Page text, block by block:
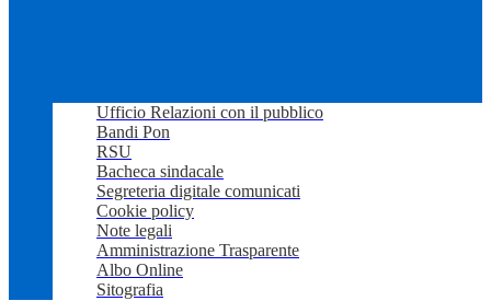
Ufficio Relazioni con il pubblico
Bandi Pon
RSU
Bacheca sindacale
Segreteria digitale comunicati
Cookie policy
Note legali
Amministrazione Trasparente
Albo Online
Sitografia